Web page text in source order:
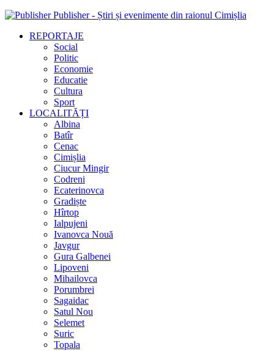
Publisher - Știri și evenimente din raionul Cimișlia
REPORTAJE
Social
Politic
Economie
Educatie
Cultura
Sport
LOCALITĂȚI
Albina
Batîr
Cenac
Cimișlia
Ciucur Mingir
Codreni
Ecaterinovca
Gradiște
Hîrtop
Ialpujeni
Ivanovca Nouă
Javgur
Gura Galbenei
Lipoveni
Mihailovca
Porumbrei
Sagaidac
Satul Nou
Selemet
Suric
Topala